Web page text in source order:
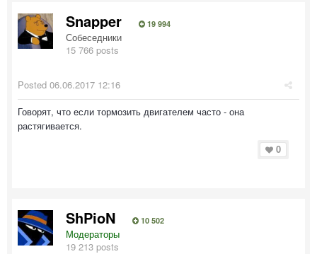
Snapper 19 994
Собеседники
15 766 posts
Posted 06.06.2017 12:16
Говорят, что если тормозить двигателем часто - она
растягивается.
0
ShPioN 10 502
Модераторы
19 213 posts